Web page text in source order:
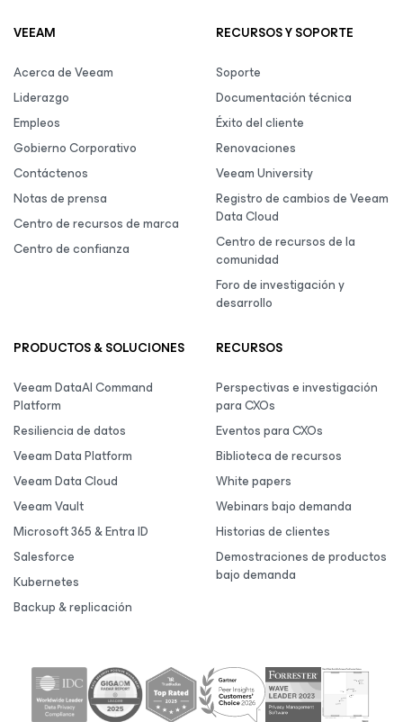
VEEAM
Acerca de Veeam
Liderazgo
Empleos
Gobierno Corporativo
Contáctenos
Notas de prensa
Centro de recursos de marca
Centro de confianza
RECURSOS Y SOPORTE
Soporte
Documentación técnica
Éxito del cliente
Renovaciones
Veeam University
Registro de cambios de Veeam
Data Cloud
Centro de recursos de la
comunidad
Foro de investigación y
desarrollo
PRODUCTOS & SOLUCIONES
Veeam DataAI Command
Platform
Resiliencia de datos
Veeam Data Platform
Veeam Data Cloud
Veeam Vault
Microsoft 365 & Entra ID
Salesforce
Kubernetes
Backup & replicación
RECURSOS
Perspectivas e investigación
para CXOs
Eventos para CXOs
Biblioteca de recursos
White papers
Webinars bajo demanda
Historias de clientes
Demostraciones de productos
bajo demanda